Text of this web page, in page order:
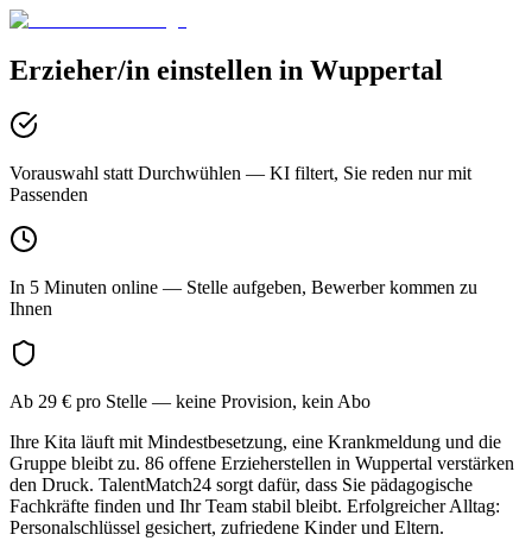
Erzieher/in einstellen in Wuppertal
Vorauswahl statt Durchwühlen — KI filtert, Sie reden nur mit
Passenden
In 5 Minuten online — Stelle aufgeben, Bewerber kommen zu
Ihnen
Ab 29 € pro Stelle — keine Provision, kein Abo
Ihre Kita läuft mit Mindestbesetzung, eine Krankmeldung und die
Gruppe bleibt zu. 86 offene Erzieherstellen in Wuppertal verstärken
den Druck. TalentMatch24 sorgt dafür, dass Sie pädagogische
Fachkräfte finden und Ihr Team stabil bleibt. Erfolgreicher Alltag:
Personalschlüssel gesichert, zufriedene Kinder und Eltern.